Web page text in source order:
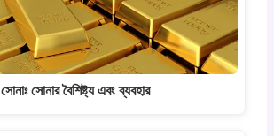
সোনাঃ সোনার বৈশিষ্ট্য এবং ব্যবহার